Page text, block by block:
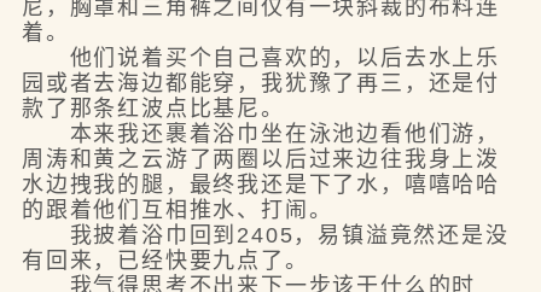
尼，胸罩和三角裤之间仅有一块斜裁的布料连
着。
他们说着买个自己喜欢的，以后去水上乐
园或者去海边都能穿，我犹豫了再三，还是付
款了那条红波点比基尼。
本来我还裹着浴巾坐在泳池边看他们游，
周涛和黄之云游了两圈以后过来边往我身上泼
水边拽我的腿，最终我还是下了水，嘻嘻哈哈
的跟着他们互相推水、打闹。
我披着浴巾回到2405，易镇溢竟然还是没
有回来，已经快要九点了。
我气得思考不出来下一步该干什么的时